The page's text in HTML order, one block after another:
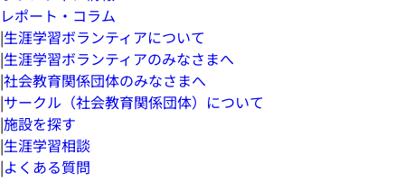
レポート・コラム
|生涯学習ボランティアについて
|生涯学習ボランティアのみなさまへ
|社会教育関係団体のみなさまへ
|サークル（社会教育関係団体）について
|施設を探す
|生涯学習相談
|よくある質問